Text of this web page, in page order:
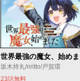
坂木持丸/riritto/戸賀環
23話無料